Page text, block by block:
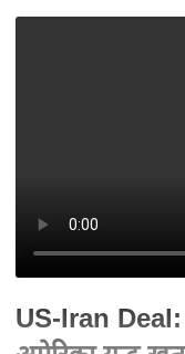
US-Iran Deal: